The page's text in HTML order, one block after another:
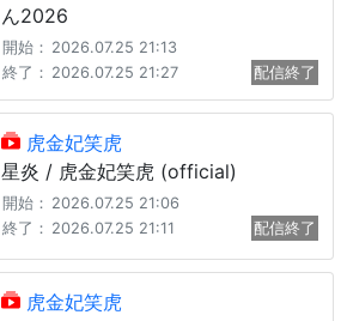
ん2026
開始： 2026.07.25 21:13
終了： 2026.07.25 21:27 配信終了
虎金妃笑虎
星炎 / 虎金妃笑虎 (official)
開始： 2026.07.25 21:06
終了： 2026.07.25 21:11 配信終了
虎金妃笑虎